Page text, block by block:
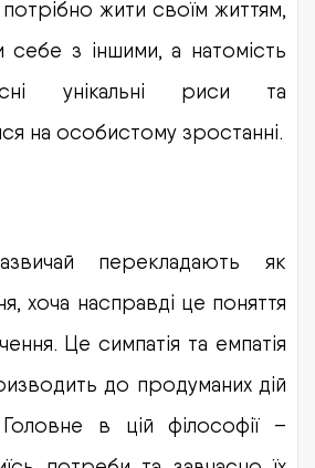
жити своїм життям,
з іншими, а натомість
унікальні риси та
на особистому зростанні.
перекладають як
хоча насправді це поняття
Це симпатія та емпатія
до продуманих дій
в цій філософії –